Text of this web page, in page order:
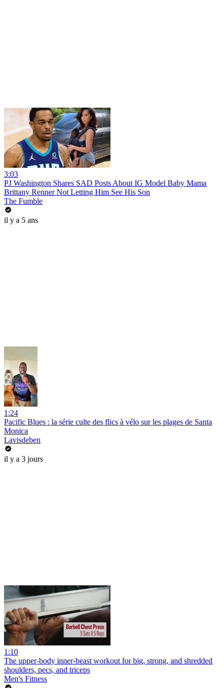
3:03
PJ Washington Shares SAD Posts About IG Model Baby Mama
Brittany Renner Not Letting Him See His Son
The Fumble
il y a 5 ans
1:24
Pacific Blues : la série culte des flics à vélo sur les plages de Santa
Monica
Lavisdeben
il y a 3 jours
1:10
The upper-body inner-beast workout for big, strong, and shredded
shoulders, pecs, and triceps
Men's Fitness